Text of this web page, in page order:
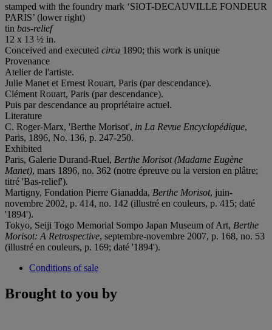
stamped with the foundry mark ‘SIOT-DECAUVILLE FONDEUR
PARIS’ (lower right)
tin bas-relief
12 x 13 ½ in.
Conceived and executed circa 1890; this work is unique
Provenance
Atelier de l'artiste.
Julie Manet et Ernest Rouart, Paris (par descendance).
Clément Rouart, Paris (par descendance).
Puis par descendance au propriétaire actuel.
Literature
C. Roger-Marx, 'Berthe Morisot', in La Revue Encyclopédique,
Paris, 1896, No. 136, p. 247-250.
Exhibited
Paris, Galerie Durand-Ruel, Berthe Morisot (Madame Eugène
Manet), mars 1896, no. 362 (notre épreuve ou la version en plâtre;
titré 'Bas-relief').
Martigny, Fondation Pierre Gianadda, Berthe Morisot, juin-
novembre 2002, p. 414, no. 142 (illustré en couleurs, p. 415; daté
'1894').
Tokyo, Seiji Togo Memorial Sompo Japan Museum of Art, Berthe
Morisot: A Retrospective, septembre-novembre 2007, p. 168, no. 53
(illustré en couleurs, p. 169; daté '1894').
Conditions of sale
Brought to you by